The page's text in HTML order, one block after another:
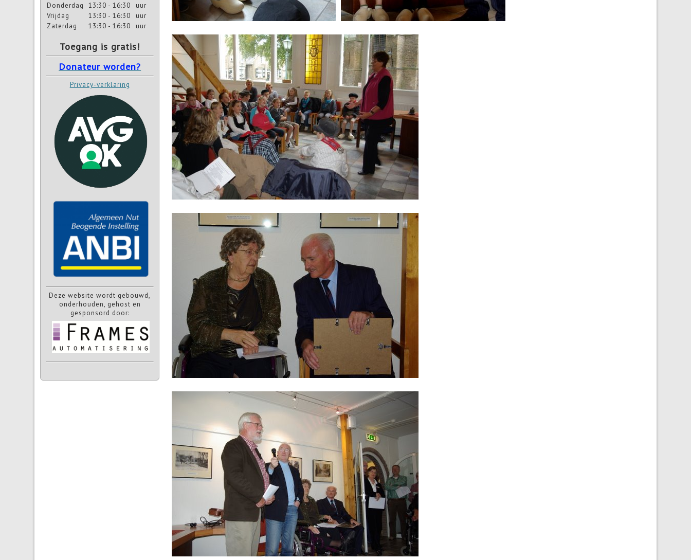
Donderdag
13:30 - 16:30
uur
Vrijdag
13:30 - 16:30
uur
Zaterdag
13:30 - 16:30 uur
Toegang is gratis!
Donateur worden?
Privacy-verklaring
Deze website wordt gebouwd,
onderhouden, gehost en
gesponsord door: